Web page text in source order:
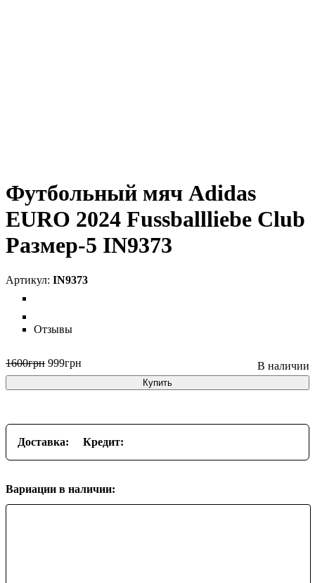
Футбольный мяч Adidas
EURO 2024 Fussballliebe Club
Размер-5 IN9373
IN9373
Отзывы
1600грн 999грн
Купить
Доставка: Кредит:
Вариации в наличии: